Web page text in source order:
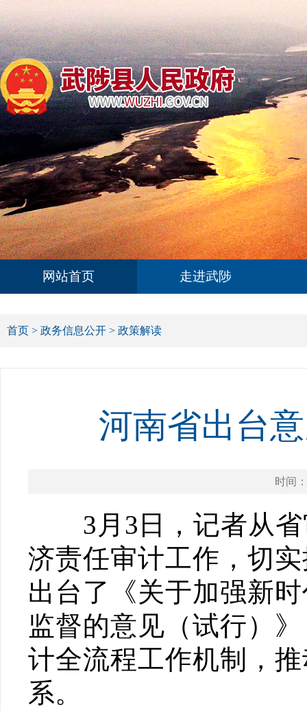
网站首页 走进武陟
首页 > 政务信息公开 > 政策解读
河南省出台
时间
3月3日，记者从省
济责任审计工作，切
出台了《关于加强新
监督的意见（试行）
计全流程工作机制，
系。